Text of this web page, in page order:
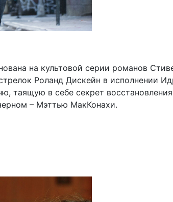
на культовой серии романов
Роланд Дискейн в исполнении
таящую в себе секрет восстановления
– Мэттью МакКонахи.